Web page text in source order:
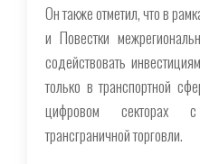
Он также отметил, что в
и Повестки
содействовать
только в транспортной
цифровом секторах
трансграничной торговли.